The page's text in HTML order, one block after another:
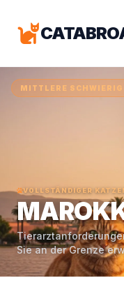
MITTLERE
VOLLSTÄNDIGER
Sie an der Grenze